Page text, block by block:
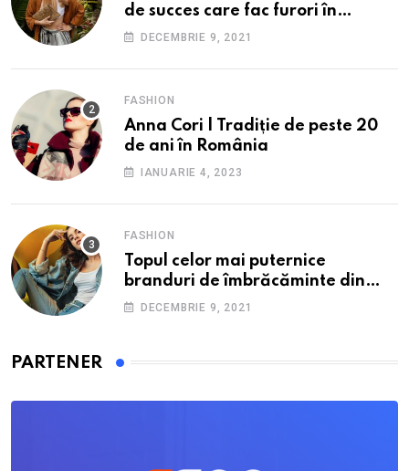
de succes care fac furori în
străinătate.
DECEMBRIE 9, 2021
FASHION
Anna Cori | Tradiție de peste 20
de ani în România
IANUARIE 4, 2023
FASHION
Topul celor mai puternice
branduri de îmbrăcăminte din
România: O incursiune în
DECEMBRIE 9, 2021
PARTENER